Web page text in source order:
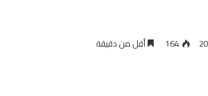
164 أقل من دقيقة